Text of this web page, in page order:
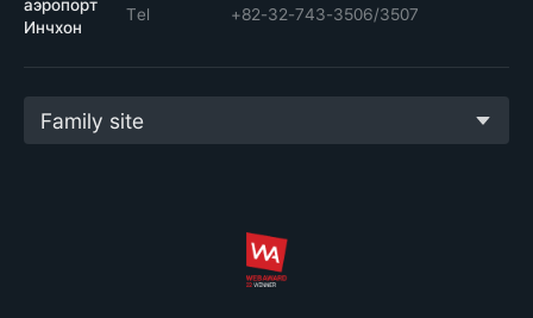
Инчхон
Tel
+82-32-743-3506/3507
Family site